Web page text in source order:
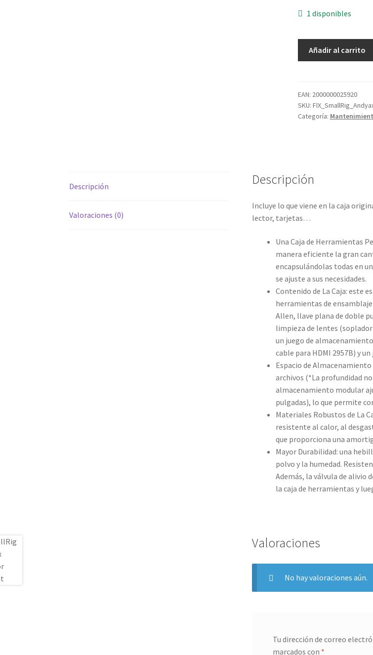
1 disponibles
cantidad
Añadir al carrito
EAN: 2000000025920
SKU:
Categoría:
Descripción
Valoraciones (0)
Descripción
Incluye lo que viene en la caja
lector, tarjetas…
Una Caja de Herramientas
manera eficiente la gran
encapsulándolas todas en
se ajuste a sus necesidades.
Contenido de La Caja: este
herramientas de
Allen, llave plana de doble
limpieza de lentes
un juego de
cable para HDMI 2957B) y
Espacio de
archivos (*La profundidad
almacenamiento modular
pulgadas), lo que permite
Materiales Robustos de La
resistente al calor, al
que proporciona una
Mayor Durabilidad: una
polvo y la humedad.
Además, la válvula de alivio
la caja de herramientas y
Valoraciones
No hay valoraciones aún.
Tu dirección de correo
marcados con *